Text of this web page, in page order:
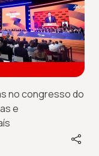
no congresso do
e